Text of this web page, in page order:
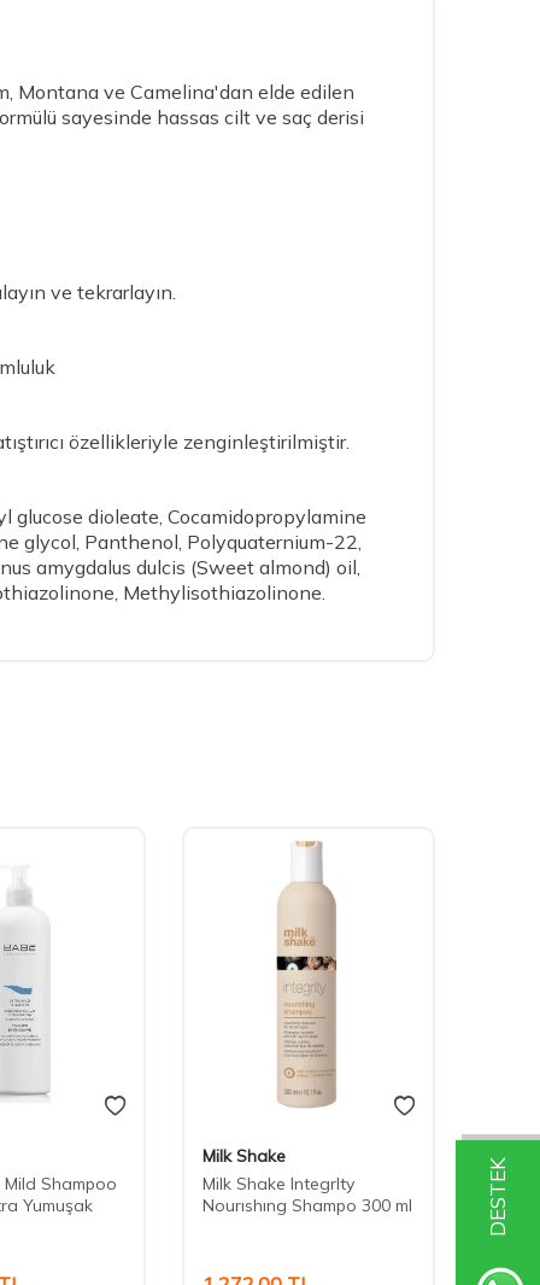
DESTEK
Montana ve Camelina'dan elde edilen
sayesinde hassas cilt ve saç derisi
ve tekrarlayın.
özellikleriyle zenginleştirilmiştir.
glucose dioleate, Cocamidopropylamine
glycol, Panthenol, Polyquaternium-22,
amygdalus dulcis (Sweet almond) oil,
Methylisothiazolinone.
Shampoo
Yumuşak
Milk Shake
Milk Shake IntegrIty
Nourıshıng Shampo 300 ml
REF
REF
İçin
600